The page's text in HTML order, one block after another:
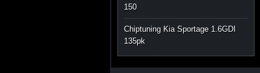
150
Chiptuning Kia Sportage 1.6GDI
135pk